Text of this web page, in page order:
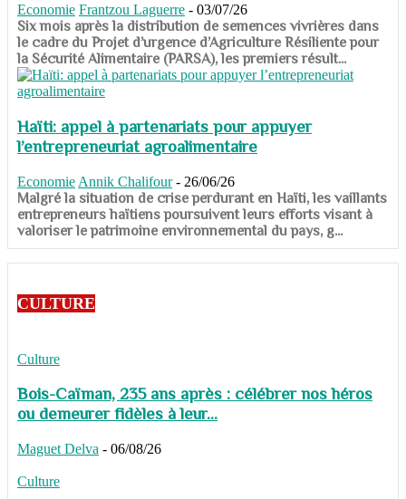
Economie Frantzou Laguerre - 03/07/26
​​​​​​​Six mois après la distribution de semences vivrières dans
le cadre du Projet d’urgence d’Agriculture Résiliente pour
la Sécurité Alimentaire (PARSA), les premiers résult...
Haïti: appel à partenariats pour appuyer
l’entrepreneuriat agroalimentaire
Economie Annik Chalifour - 26/06/26
​​​​​​​Malgré la situation de crise perdurant en Haïti, les vaillants
entrepreneurs haïtiens poursuivent leurs efforts visant à
valoriser le patrimoine environnemental du pays, g...
CULTURE
Culture
Bois-Caïman, 235 ans après : célébrer nos héros
ou demeurer fidèles à leur...
Maguet Delva - 06/08/26
Culture